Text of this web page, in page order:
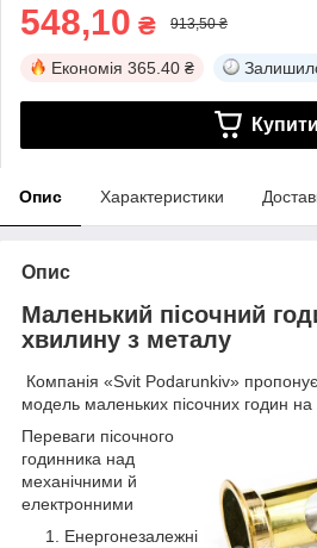
548,10 ₴ 913,50 ₴
Економія 365.40 ₴
Купити
Опис Характеристики
Опис
Маленький пісочний
хвилину з металу
Компанія «Svit Podarunkiv»
модель маленьких пісочних годин на
Переваги пісочного
годинника над
механічними й
електронними
Енергонезалежні